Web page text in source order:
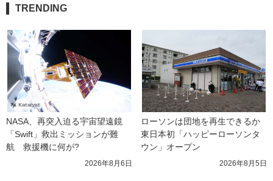
TRENDING
NASA、再突入迫る宇宙望遠鏡
「Swift」救出ミッションが難
航　救援機に何が?
2026年8月6日
ローソンは団地を再生できるか
東日本初「ハッピーローソンタ
ウン」オープン
2026年8月5日